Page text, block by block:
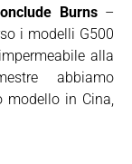
Burns–
i modelli G500
alla
abbiamo
modello in Cina,